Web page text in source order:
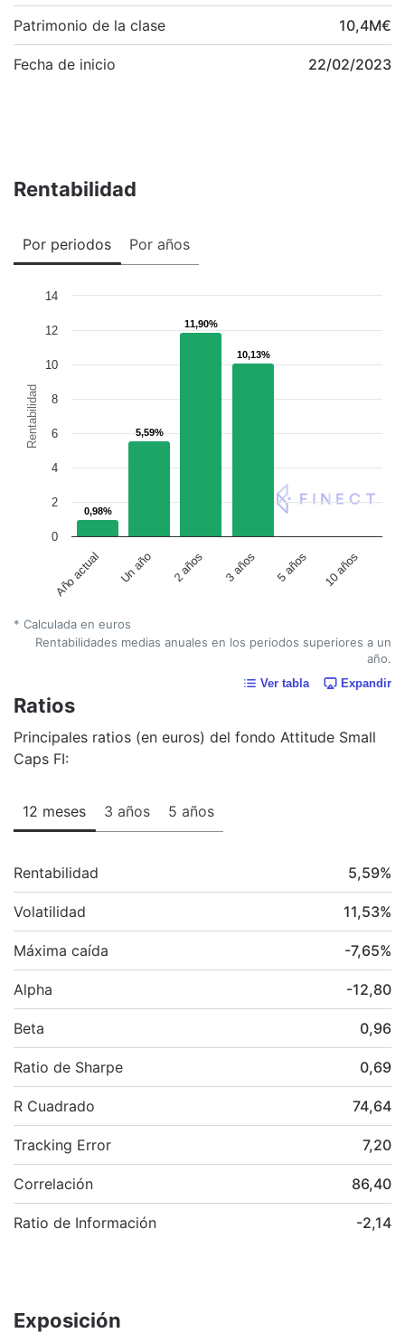
Patrimonio de la clase 10,4M€
Fecha de inicio 22/02/2023
Rentabilidad
Por periodos Por años
Rentabilidad
0,98%
0,98%
5,59%
5,59%
11,90%
11,90%
10,13%
10,13%
Año actual Un año 2 años 3 años 5 años 10 años
0
2
4
6
8
10
12
14
* Calculada en euros
Rentabilidades medias anuales en los periodos superiores a un
año.
Ver tabla Expandir
Ratios
Principales ratios (en euros) del fondo Attitude Small
Caps FI:
12 meses 3 años 5 años
Rentabilidad 5,59%
Volatilidad 11,53%
Máxima caída -7,65%
Alpha -12,80
Beta 0,96
Ratio de Sharpe 0,69
R Cuadrado 74,64
Tracking Error 7,20
Correlación 86,40
Ratio de Información -2,14
Exposición